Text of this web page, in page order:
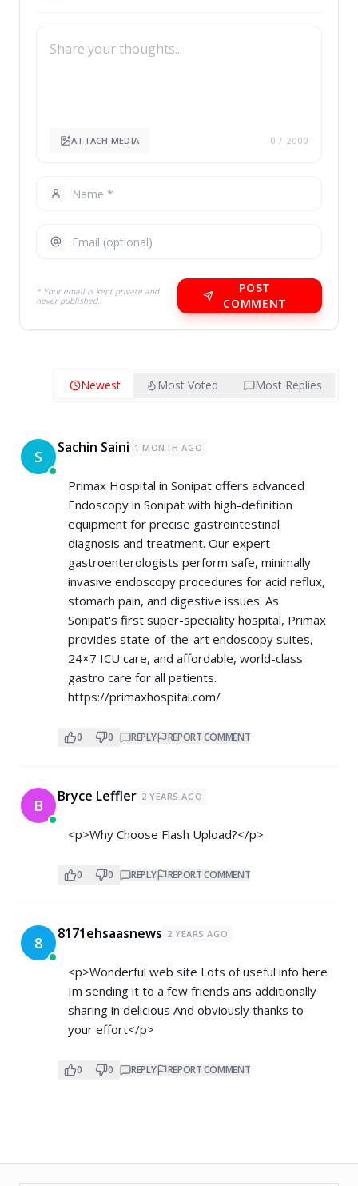
ATTACH MEDIA 0 / 2000
* Your email is kept private and
never published.
POST
COMMENT
Newest Most Voted Most Replies
S Sachin Saini 1 MONTH AGO
Primax Hospital in Sonipat offers advanced
Endoscopy in Sonipat with high-definition
equipment for precise gastrointestinal
diagnosis and treatment. Our expert
gastroenterologists perform safe, minimally
invasive endoscopy procedures for acid reflux,
stomach pain, and digestive issues. As
Sonipat's first super-speciality hospital, Primax
provides state-of-the-art endoscopy suites,
24×7 ICU care, and affordable, world-class
gastro care for all patients.
https://primaxhospital.com/
0 0 REPLY REPORT COMMENT
B Bryce Leffler 2 YEARS AGO
<p>Why Choose Flash Upload?</p>
0 0 REPLY REPORT COMMENT
8 8171ehsaasnews 2 YEARS AGO
<p>Wonderful web site Lots of useful info here
Im sending it to a few friends ans additionally
sharing in delicious And obviously thanks to
your effort</p>
0 0 REPLY REPORT COMMENT